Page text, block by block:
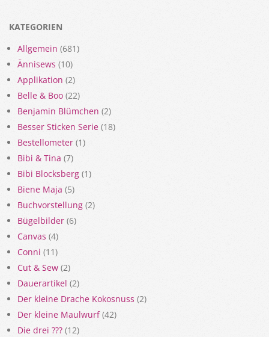
KATEGORIEN
Allgemein (681)
Ännisews (10)
Applikation (2)
Belle & Boo (22)
Benjamin Blümchen (2)
Besser Sticken Serie (18)
Bestellometer (1)
Bibi & Tina (7)
Bibi Blocksberg (1)
Biene Maja (5)
Buchvorstellung (2)
Bügelbilder (6)
Canvas (4)
Conni (11)
Cut & Sew (2)
Dauerartikel (2)
Der kleine Drache Kokosnuss (2)
Der kleine Maulwurf(42)
Die drei ??? (12)